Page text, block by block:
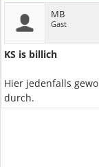
MB
Gast
KS is billich
Hier jedenfalls
durch.